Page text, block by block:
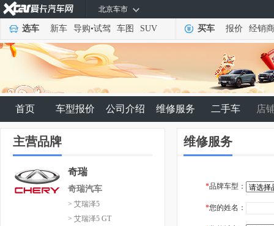
北京车市
选车 新车 导购•试驾 车图 SUV 买车 报价 经销商
首页 车型报价 公司介绍 维修服务 二手车 店
维修服务
*品牌车型：
*您的姓名：
主营品牌
奇瑞
奇瑞汽车
> 艾瑞泽5
> 艾瑞泽5 GT